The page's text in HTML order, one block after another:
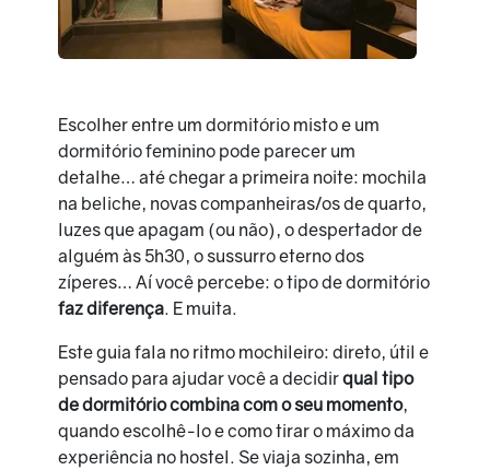
Escolher entre um dormitório misto e um
dormitório feminino pode parecer um
detalhe… até chegar a primeira noite: mochila
na beliche, novas companheiras/os de quarto,
luzes que apagam (ou não), o despertador de
alguém às 5h30, o sussurro eterno dos
zíperes… Aí você percebe: o tipo de dormitório
faz diferença. E muita.
Este guia fala no ritmo mochileiro: direto, útil e
pensado para ajudar você a decidirqual tipo
de dormitório combina com o seu momento,
quando escolhê-lo e como tirar o máximo da
experiência no hostel. Se viaja sozinha, em